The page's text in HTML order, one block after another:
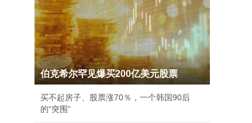
伯克希尔罕见爆买200亿美元股票
买不起房子、股票涨70％，一个韩国90后
的“突围”